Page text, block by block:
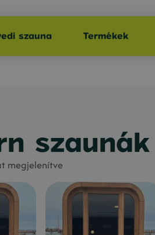
szauna Termékek
szaunák
megjelenítve